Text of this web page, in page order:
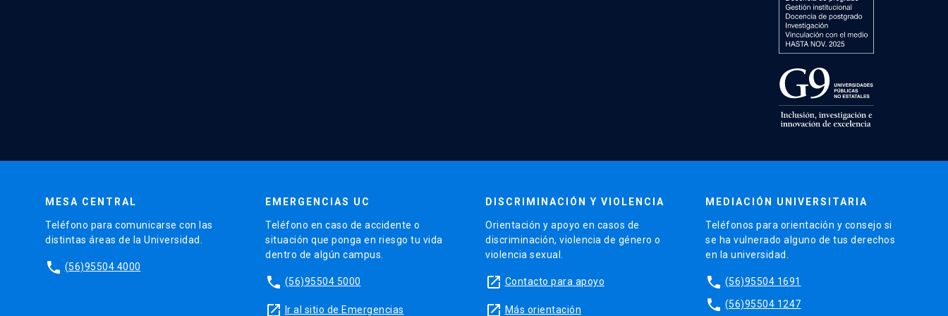
MESA CENTRAL
Teléfono para comunicarse con las
distintas áreas de la Universidad.
phone (56)95504 4000
EMERGENCIAS UC
Teléfono en caso de accidente o
situación que ponga en riesgo tu vida
dentro de algún campus.
phone (56)95504 5000
launch Ir al sitio de Emergencias
DISCRIMINACIÓN Y VIOLENCIA
Orientación y apoyo en casos de
discriminación, violencia de género o
violencia sexual.
launch Contacto para apoyo
launch Más orientación
MEDIACIÓN UNIVERSITARIA
Teléfonos para orientación y consejo si
se ha vulnerado alguno de tus derechos
en la universidad.
phone (56)95504 1691
phone (56)95504 1247